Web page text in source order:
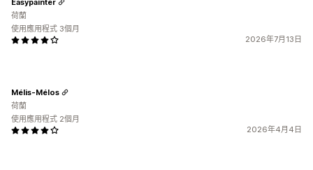
2026年7月13日
荷蘭
使用應用程式 3個月
2026年4月4日
Mélis-Mélos
荷蘭
使用應用程式 2個月